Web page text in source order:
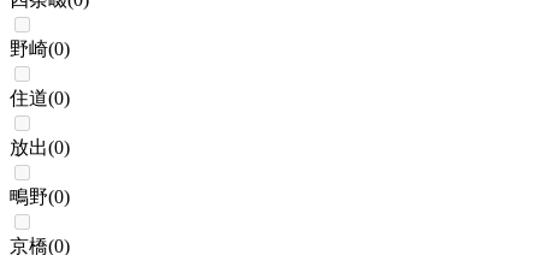
野崎(0)
住道(0)
放出(0)
鴫野(0)
京橋(0)